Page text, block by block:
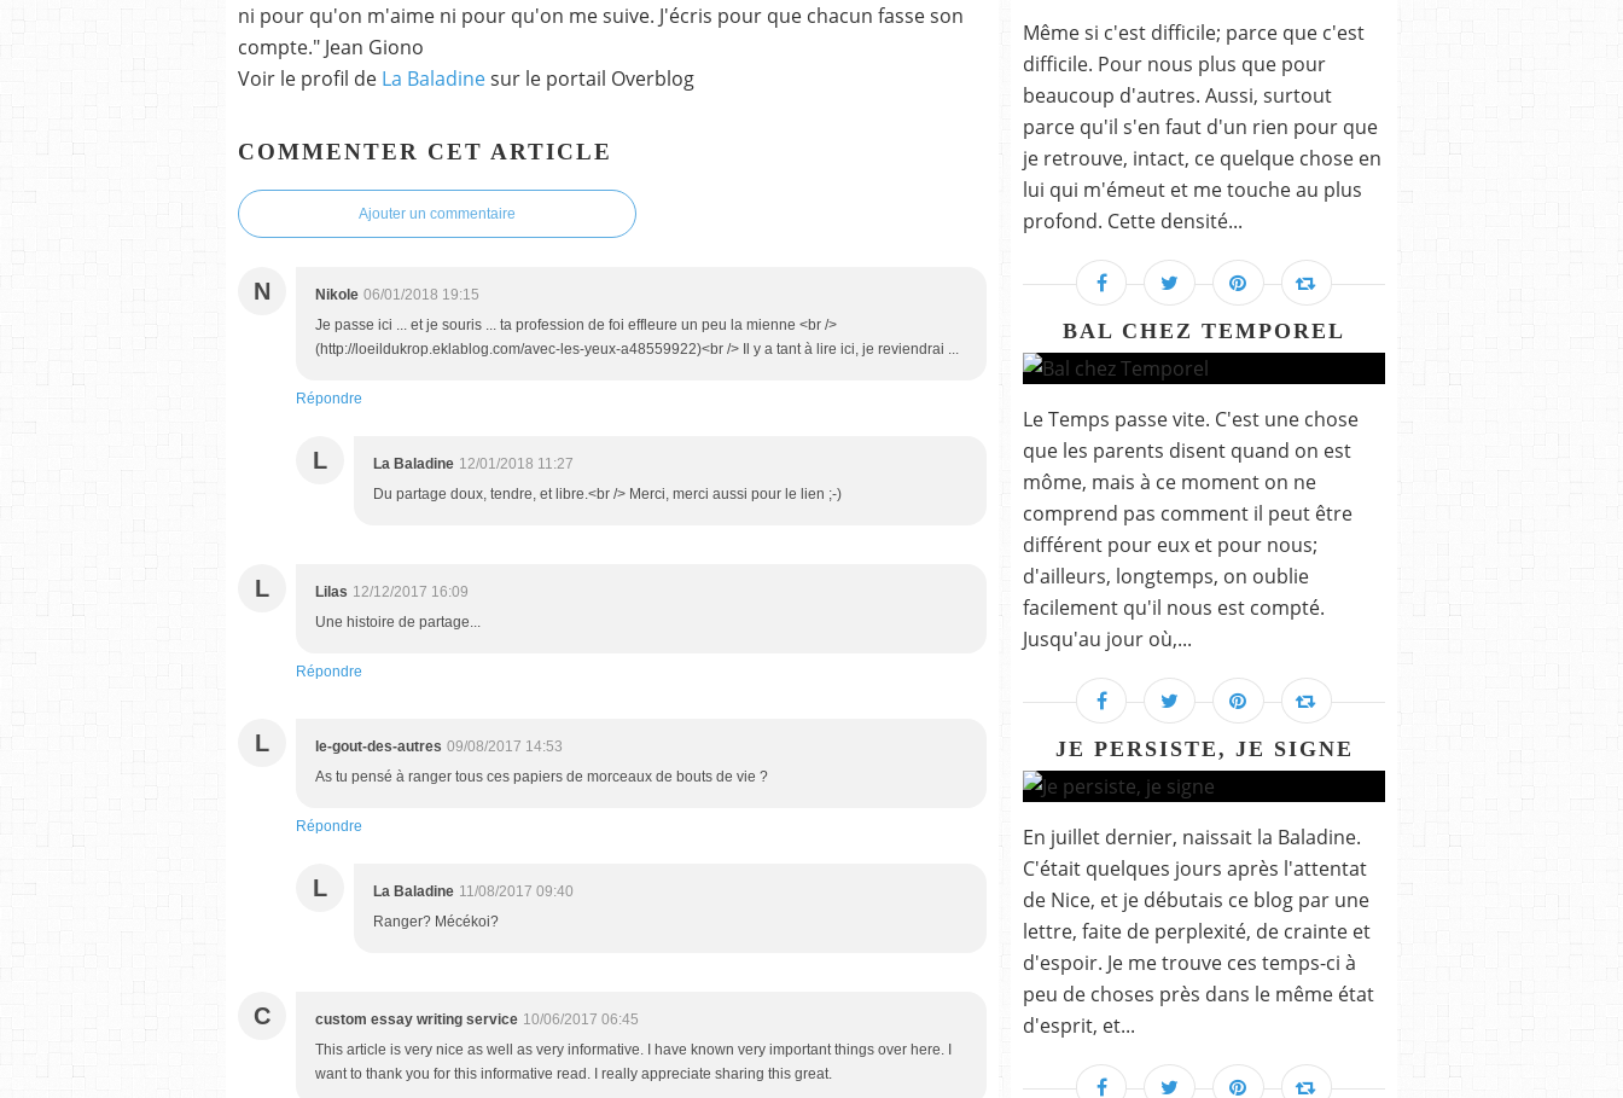
ni pour qu'on m'aime ni pour qu'on me suive. J'écris pour que chacun fasse son
compte." Jean Giono
Voir le profil de La Baladinesur le portail Overblog
COMMENTER CET ARTICLE
Ajouter un commentaire
N Nikole 06/01/2018 19:15
Je passe ici ... et je souris ... ta profession de foi effleure un peu la mienne <br />
(http://loeildukrop.eklablog.com/avec-les-yeux-a48559922)<br /> Il y a tant à lire ici, je reviendrai ...
Répondre
L La Baladine 12/01/2018 11:27
Du partage doux, tendre, et libre.<br /> Merci, merci aussi pour le lien ;-)
L Lilas 12/12/2017 16:09
Une histoire de partage...
Répondre
L le-gout-des-autres 09/08/2017 14:53
As tu pensé à ranger tous ces papiers de morceaux de bouts de vie ?
Répondre
L La Baladine 11/08/2017 09:40
Ranger? Mécékoi?
C custom essay writing service 10/06/2017 06:45
This article is very nice as well as very informative. I have known very important things over here. I
want to thank you for this informative read. I really appreciate sharing this great.
Même si c'est difficile; parce que c'est
difficile. Pour nous plus que pour
beaucoup d'autres. Aussi, surtout
parce qu'il s'en faut d'un rien pour que
je retrouve, intact, ce quelque chose en
lui qui m'émeut et me touche au plus
profond. Cette densité...
BAL CHEZ TEMPOREL
Le Temps passe vite. C'est une chose
que les parents disent quand on est
môme, mais à ce moment on ne
comprend pas comment il peut être
différent pour eux et pour nous;
d'ailleurs, longtemps, on oublie
facilement qu'il nous est compté.
Jusqu'au jour où,...
JE PERSISTE, JE SIGNE
En juillet dernier, naissait la Baladine.
C'était quelques jours après l'attentat
de Nice, et je débutais ce blog par une
lettre, faite de perplexité, de crainte et
d'espoir. Je me trouve ces temps-ci à
peu de choses près dans le même état
d'esprit, et...